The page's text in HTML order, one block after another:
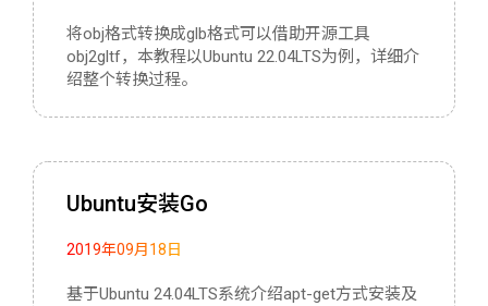
将obj格式转换成glb格式可以借助开源工具
obj2gltf，本教程以Ubuntu 22.04LTS为例，详细介
绍整个转换过程。
Ubuntu安装Go
2019年09月18日
基于Ubuntu 24.04LTS系统介绍apt-get方式安装及